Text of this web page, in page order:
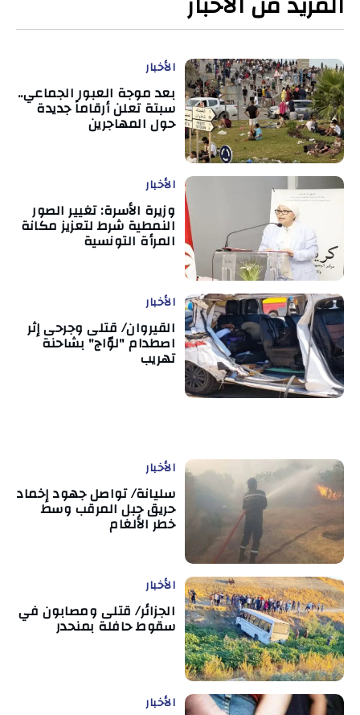
الأخبار
بعد موجة العبور الجماعي..
سبتة تعلن أرقاماً جديدة
حول المهاجرين
الأخبار
وزيرة الأسرة: تغيير الصور
النمطية شرط لتعزيز مكانة
المرأة التونسية
الأخبار
القيروان/ قتلى وجرحى إثر
اصطدام "لوّاج" بشاحنة
تهريب
الأخبار
سليانة/ تواصل جهود إخماد
حريق جبل المرقب وسط
خطر الألغام
الأخبار
الجزائر/ قتلى ومصابون في
سقوط حافلة بمنحدر
الأخبار